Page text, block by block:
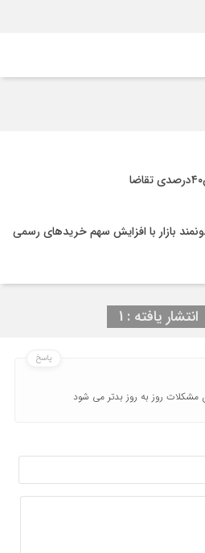
بازار با افزایش سهم خریدهای رسمی
انتشار یافته : 1
مشکلات روز به روز بدتر می شود
پاسخ